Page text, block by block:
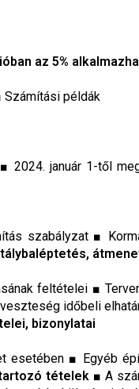
az 5%
Számítási példák
■ 2024. január 1-től
szabályzat ■
feltételei ■
időbeli
bizonylatai
esetében ■ Egyéb
tételek ■ A